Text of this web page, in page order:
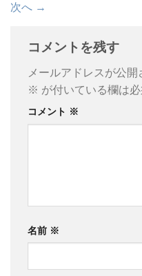
次へ →
コメントを残す
メールアドレスが公開
※ が付いている欄は
コメント ※
名前 ※